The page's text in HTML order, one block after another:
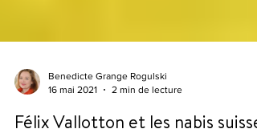
16 mai 2021
2 min de lecture